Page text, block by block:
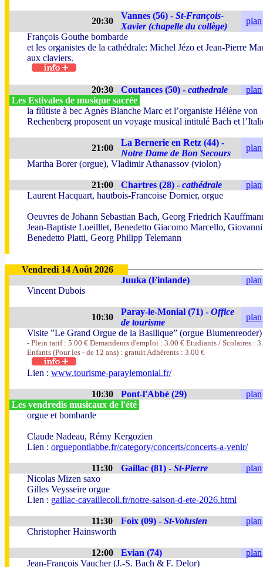
20:30
Vannes (56) - St-François-
Xavier (chapelle du collège)
plan
François Gouthe bombarde
et les organistes de la cathédrale: Michel Jézo et Jean-Pierre
aux claviers.
20:30 Coutances (50) - cathedrale
plan
Les Estivales de musique sacrée
la flûtiste à bec Agnès Blanche Marc et l’organiste Hélène von
Rechenberg proposent un voyage musical intitulé Bach et
21:00
La Bernerie en Retz (44) -
Notre Dame de Bon Secours
plan
Martha Borer (orgue), Vladimir Athanassov (violon)
21:00 Chartres (28) - cathédrale
plan
Laurent Hacquart, hautbois-Francoise Dornier, orgue
Oeuvres de Johann Sebastian Bach, Georg Friedrich
Jean-Baptiste Loeilllet, Benedetto Giacomo Marcello, Giovanni
Benedetto Platti, Georg Philipp Telemann
Vendredi 14 Août 2026
Juuka (Finlande)
plan
Vincent Dubois
10:30
Paray-le-Monial (71) - Office
de tourisme
plan
Visite ”Le Grand Orgue de la Basilique” (orgue Blumenreoder)
- Plein tarif : 5.00 € Demandeurs d'emploi : 3.00 € Etudiants / Scolaires :
Enfants (Pour les - de 12 ans) : gratuit Adhérents : 3.00 €
Lien : www.tourisme-paraylemonial.fr/
10:30 Pont-l'Abbé (29)
plan
Les vendredis musicaux de l'été
orgue et bombarde
Claude Nadeau, Rémy Kergozien
Lien : orguepontlabbe.fr/category/concerts/concerts-a-venir/
11:30 Gaillac (81) - St-Pierre
plan
Nicolas Mizen saxo
Gilles Veysseire orgue
Lien : gaillac-cavaillecoll.fr/notre-saison-d-ete-2026.html
11:30 Foix (09) - St-Volusien
plan
Christopher Hainsworth
12:00 Evian (74)
plan
Jean-François Vaucher (J.-S. Bach & F. Delor)